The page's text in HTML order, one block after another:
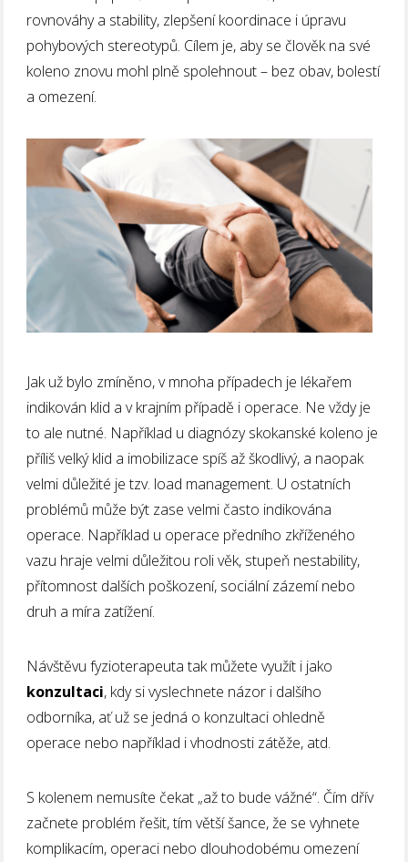
rovnováhy a stability, zlepšení koordinace i úpravu
pohybových stereotypů. Cílem je, aby se člověk na své
koleno znovu mohl plně spolehnout – bez obav, bolestí
a omezení.
Jak už bylo zmíněno, v mnoha případech je lékařem
indikován klid a v krajním případě i operace. Ne vždy je
to ale nutné. Například u diagnózy skokanské koleno je
příliš velký klid a imobilizace spíš až škodlivý, a naopak
velmi důležité je tzv. load management. U ostatních
problémů může být zase velmi často indikována
operace. Například u operace předního zkříženého
vazu hraje velmi důležitou roli věk, stupeň nestability,
přítomnost dalších poškození, sociální zázemí nebo
druh a míra zatížení.
Návštěvu fyzioterapeuta tak můžete využít i jako
konzultaci, kdy si vyslechnete názor i dalšího
odborníka, ať už se jedná o konzultaci ohledně
operace nebo například i vhodnosti zátěže, atd.
S kolenem nemusíte čekat „až to bude vážné“. Čím dřív
začnete problém řešit, tím větší šance, že se vyhnete
komplikacím, operaci nebo dlouhodobému omezení